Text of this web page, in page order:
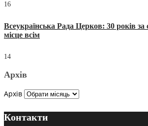
16
Всеукраїнська Рада Церков: 30 років
місце всім
14
Архів
Архів
Контакти